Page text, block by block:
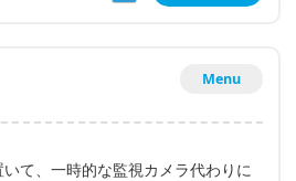
Menu
て、一時的な監視カメラ代わりに